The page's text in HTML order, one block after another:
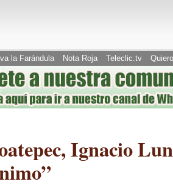
la Farándula Nota Roja Teleclic.tv
Ignacio